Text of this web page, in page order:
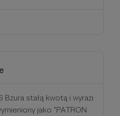
Bzura stałą kwotą i wyrazi
jako "PATRON